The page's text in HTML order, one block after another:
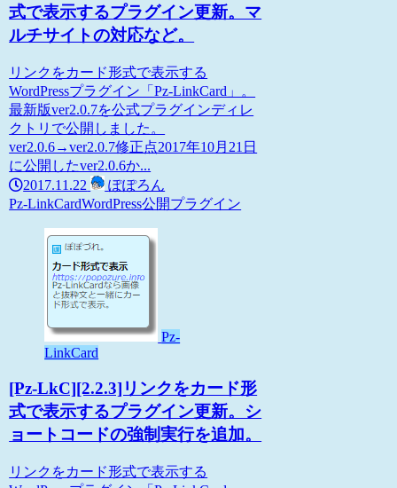
式で表示するプラグイン更新。マ
ルチサイトの対応など。
リンクをカード形式で表示する
WordPressプラグイン「Pz-LinkCard」。
最新版ver2.0.7を公式プラグインディレ
クトリで公開しました。
ver2.0.6→ver2.0.7修正点2017年10月21日
に公開したver2.0.6か...
2017.11.22
ぽぽろん
Pz-LinkCardWordPress公開プラグイン
Pz-
LinkCard
[Pz-LkC][2.2.3]リンクをカード形
式で表示するプラグイン更新。シ
ョートコードの強制実行を追加。
リンクをカード形式で表示する